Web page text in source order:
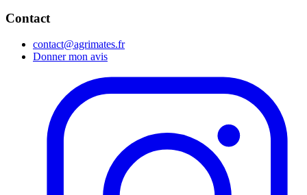
Contact
contact@agrimates.fr
Donner mon avis